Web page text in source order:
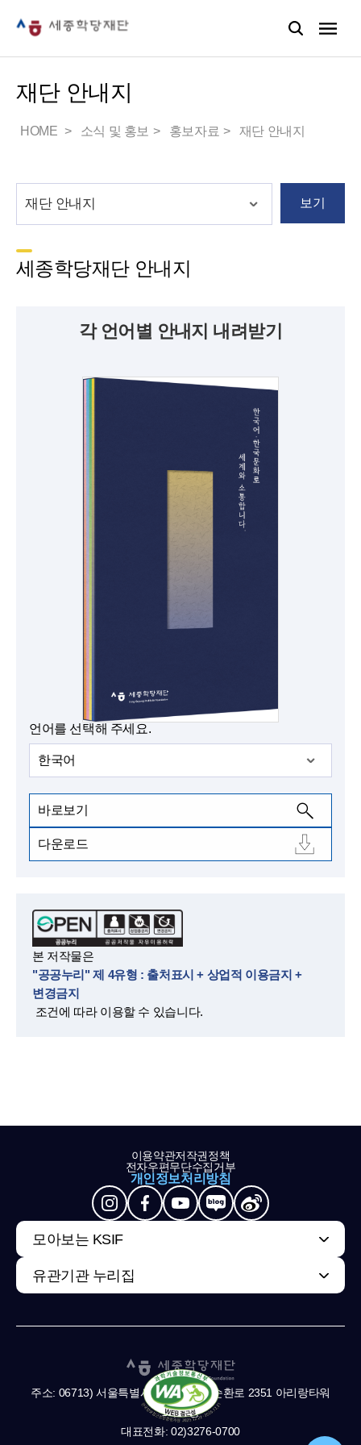
재단 안내지
HOME 소식 및 홍보 홍보자료 재단 안내지
보기
세종학당재단 안내지
각 언어별 안내지 내려받기
언어를 선택해 주세요.
한국어
바로보기
다운로드
본 저작물은
"공공누리" 제 4유형 : 출처표시 + 상업적 이용금지 +
변경금지
조건에 따라 이용할 수 있습니다.
이용약관저작권정책
전자우편무단수집거부
개인정보처리방침
모아보는 KSIF
유관기관 누리집
주소: 06713) 서울특별시 서초구 남부순환로 2351 아리랑타워
11,13층
대표전화: 02)3276-0700